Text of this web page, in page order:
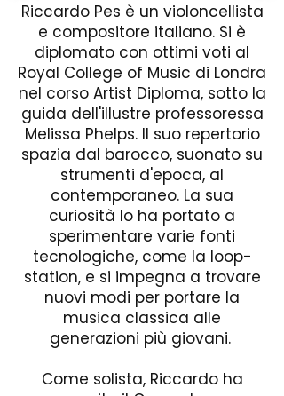
Riccardo Pes è un violoncellista
e compositore italiano. Si è
diplomato con ottimi voti al
Royal College of Music di Londra
nel corso Artist Diploma, sotto la
guida dell'illustre professoressa
Melissa Phelps. Il suo repertorio
spazia dal barocco, suonato su
strumenti d'epoca, al
contemporaneo. La sua
curiosità lo ha portato a
sperimentare varie fonti
tecnologiche, come la loop-
station, e si impegna a trovare
nuovi modi per portare la
musica classica alle
generazioni più giovani.
Come solista, Riccardo ha